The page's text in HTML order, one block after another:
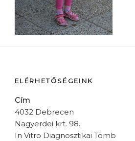
ELÉRHETŐSÉGEINK
Cím
4032 Debrecen
Nagyerdei krt. 98.
In Vitro Diagnosztikai Tömb